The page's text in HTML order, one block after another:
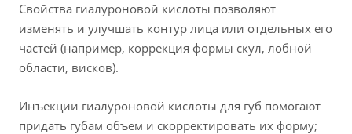
Свойства гиалуроновой кислоты позволяют
изменять и улучшать контур лица или отдельных его
частей (например, коррекция формы скул, лобной
области, висков).
Инъекции гиалуроновой кислоты для губ помогают
придать губам объем и скорректировать их форму;